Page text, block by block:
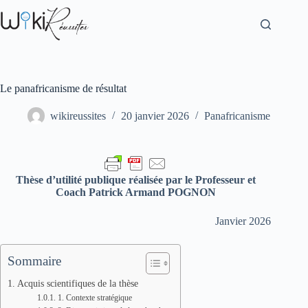
Le panafricanisme de résultat
wikireussites 20 janvier 2026 Panafricanisme
Thèse d’utilité publique réalisée par le Professeur et
Coach Patrick Armand POGNON
Janvier 2026
Sommaire
Acquis scientifiques de la thèse
1. Contexte stratégique